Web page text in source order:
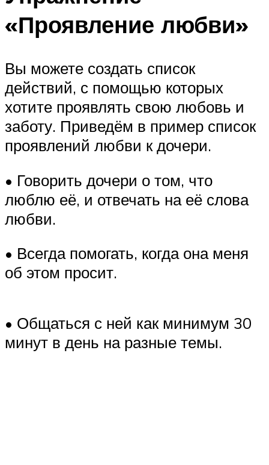
«Проявление любви»
Вы можете создать список
действий, с помощью которых
хотите проявлять свою любовь и
заботу. Приведём в пример список
проявлений любви к дочери.
• Говорить дочери о том, что
люблю её, и отвечать на её слова
любви.
• Всегда помогать, когда она меня
об этом просит.
• Общаться с ней как минимум 30
минут в день на разные темы.